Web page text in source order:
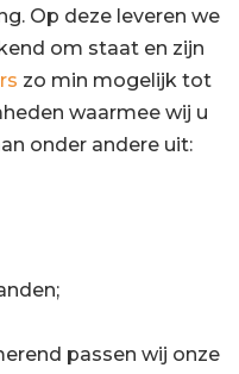
Op deze leveren we
om staat en zijn
zo min mogelijk tot
waarmee wij u
onder andere uit:
passen wij onze